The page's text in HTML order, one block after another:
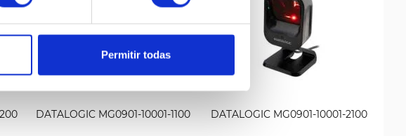
Permitir todas
DATALOGIC MG0901-10001-1100 DATALOGIC MG0901-10001-2100